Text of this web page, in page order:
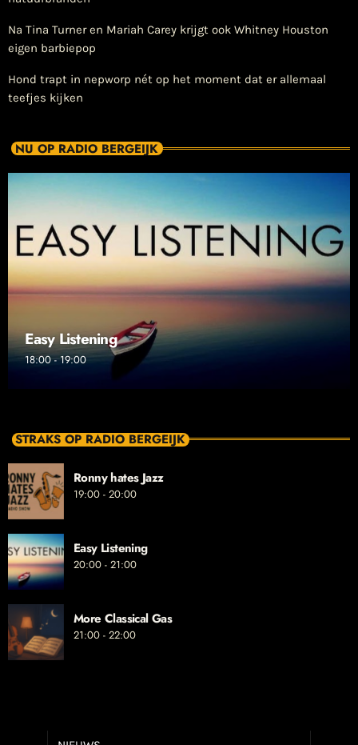
Na Tina Turner en Mariah Carey krijgt ook Whitney Houston
eigen barbiepop
Hond trapt in nepworp nét op het moment dat er allemaal
teefjes kijken
NU OP RADIO BERGEIJK
Easy Listening
18:00 - 19:00
STRAKS OP RADIO BERGEIJK
Ronny hates Jazz
19:00 - 20:00
Easy Listening
20:00 - 21:00
More Classical Gas
21:00 - 22:00